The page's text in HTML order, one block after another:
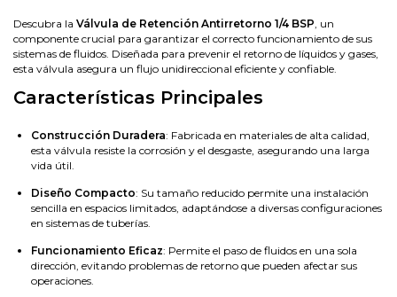
Descubra la Válvula de Retención Antirretorno 1/4 BSP, un
componente crucial para garantizar el correcto funcionamiento de sus
sistemas de fluidos. Diseñada para prevenir el retorno de líquidos y gases,
esta válvula asegura un flujo unidireccional eficiente y confiable.
Características Principales
Construcción Duradera: Fabricada en materiales de alta calidad,
esta válvula resiste la corrosión y el desgaste, asegurando una larga
vida útil.
Diseño Compacto: Su tamaño reducido permite una instalación
sencilla en espacios limitados, adaptándose a diversas configuraciones
en sistemas de tuberías.
Funcionamiento Eficaz: Permite el paso de fluidos en una sola
dirección, evitando problemas de retorno que pueden afectar sus
operaciones.